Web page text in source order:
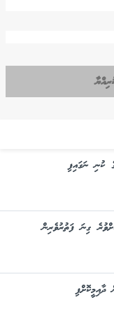
ގިނަ ފަތުރުވެރިން